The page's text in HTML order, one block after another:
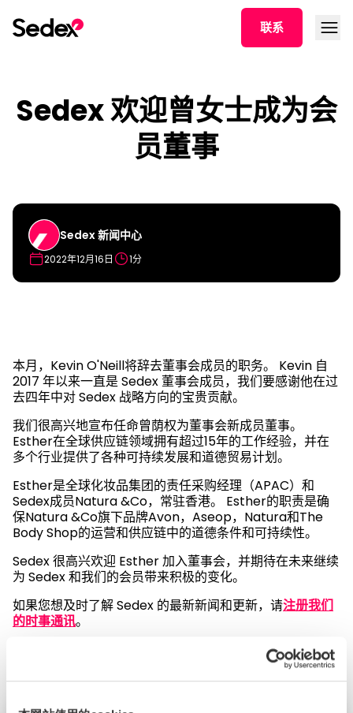
联系 打开
Sedex 欢迎曾女士成为会
员董事
Sedex 新闻中心
2022年12月16日 1分
本月，Kevin O'Neill将辞去董事会成员的职务。 Kevin 自
2017 年以来一直是 Sedex 董事会成员，我们要感谢他在过
去四年中对 Sedex 战略方向的宝贵贡献。
我们很高兴地宣布任命曾荫权为董事会新成员董事。
Esther在全球供应链领域拥有超过15年的工作经验，并在
多个行业提供了各种可持续发展和道德贸易计划。
Esther是全球化妆品集团的责任采购经理（APAC）和
Sedex成员Natura &Co，常驻香港。 Esther的职责是确
保Natura &Co旗下品牌Avon，Aseop，Natura和The
Body Shop的运营和供应链中的道德条件和可持续性。
Sedex 很高兴欢迎 Esther 加入董事会，并期待在未来继续
为 Sedex 和我们的会员带来积极的变化。
如果您想及时了解 Sedex 的最新新闻和更新，请注册我们
的时事通讯。